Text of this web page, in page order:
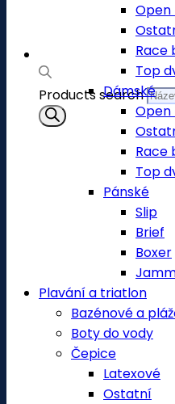
Products search
Race
Top
Dámské
Race
Top
Pánské
Slip
Brief
Boxer
Plavání a triatlon
Bazénové a
Boty do vody
Čepice
Latexové
Ostatní